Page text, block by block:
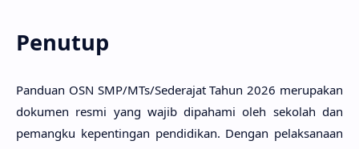
Penutup
Panduan OSN SMP/MTs/Sederajat Tahun 2026 merupakan
dokumen resmi yang wajib dipahami oleh sekolah dan
pemangku kepentingan pendidikan. Dengan pelaksanaan